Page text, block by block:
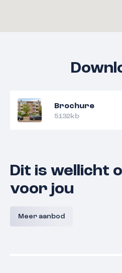
Brochure
5132kb
Dit is wellicht
voor jou
Meer aanbod